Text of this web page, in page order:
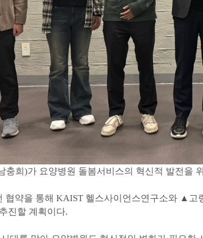
충희)가 요양병원 돌봄서비스의 혁신적 발전을
협약을 통해 KAIST 헬스사이언스연구소와 ▲
진할 계획이다.